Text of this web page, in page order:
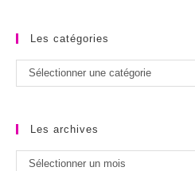
Les catégories
Les
catégories
Sélectionner une catégorie
Les archives
LesSélectionner un mois